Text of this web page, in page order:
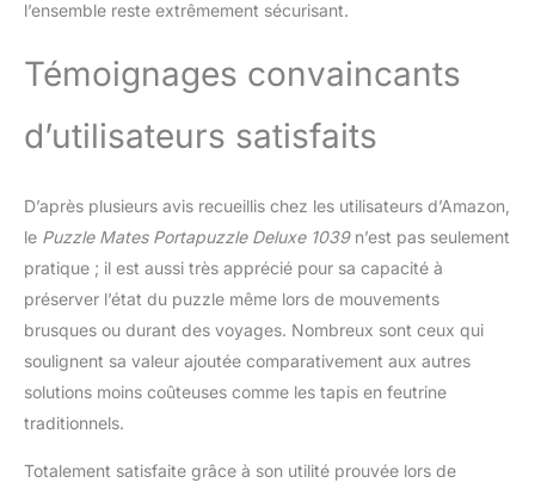
l’ensemble reste extrêmement sécurisant.
Témoignages convaincants
d’utilisateurs satisfaits
D’après plusieurs avis recueillis chez les utilisateurs d’Amazon,
le Puzzle Mates Portapuzzle Deluxe 1039n’est pas seulement
pratique ; il est aussi très apprécié pour sa capacité à
préserver l’état du puzzle même lors de mouvements
brusques ou durant des voyages. Nombreux sont ceux qui
soulignent sa valeur ajoutée comparativement aux autres
solutions moins coûteuses comme les tapis en feutrine
traditionnels.
Totalement satisfaite grâce à son utilité prouvée lors de